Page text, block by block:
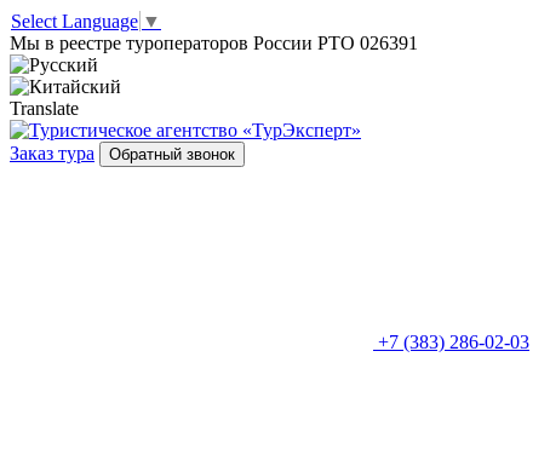
Select Language ▼
Мы в реестре туроператоров России РТО 026391
Translate
Заказ тура Обратный звонок
+7 (383) 286-02-03